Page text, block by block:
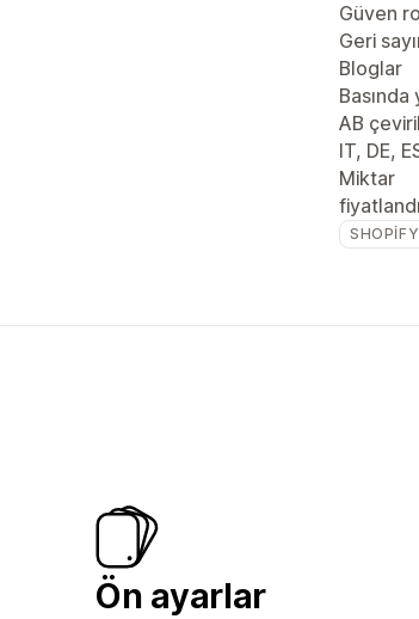
Güven
Geri
Bloglar
AB
IT, DE,
Miktar
Ön ayarlar